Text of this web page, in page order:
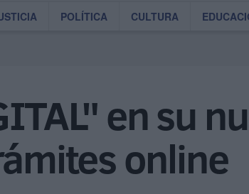
POLÍTICA CULTURA
en su
online